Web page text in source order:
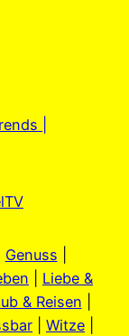
|
Genuss
Liebe &
& Reisen
Witze